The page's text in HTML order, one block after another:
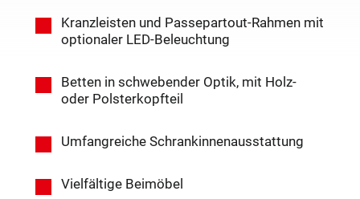
Kranzleisten und Passepartout-Rahmen mit
optionaler LED-Beleuchtung
Betten in schwebender Optik, mit Holz-
oder Polsterkopfteil
Umfangreiche Schrankinnenausstattung
Vielfältige Beimöbel